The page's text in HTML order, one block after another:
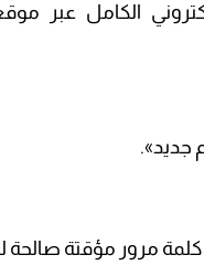
الكامل عبر
جديد».
مرور مؤقتة صالحة لمدة 5